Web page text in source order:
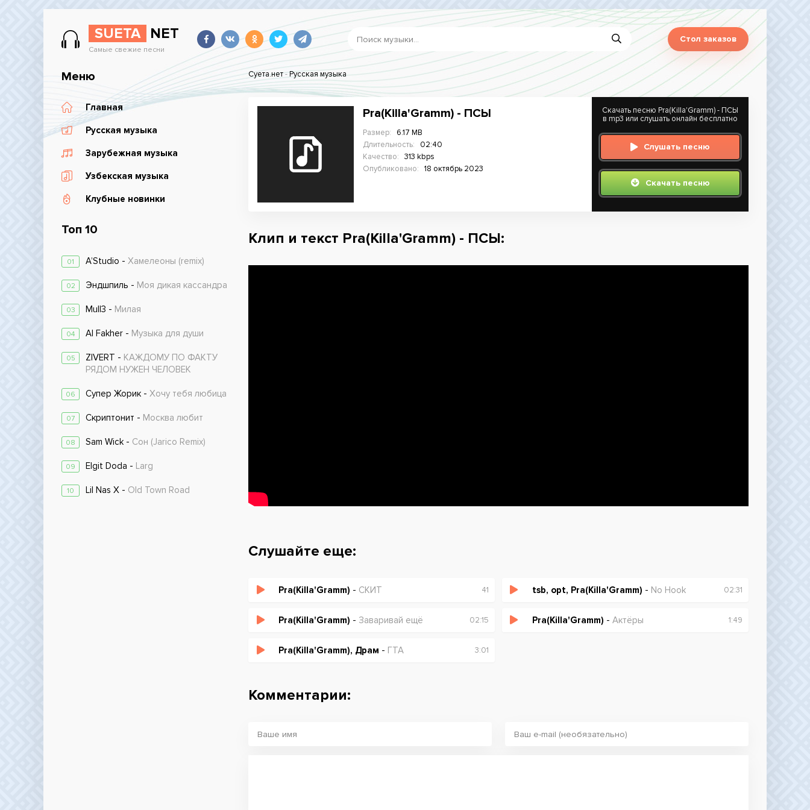
SUETA NET
Самые свежие песни
Стол заказов
Меню
Главная
Русская музыка
Зарубежная музыка
Узбекская музыка
Клубные новинки
Топ 10
01 A’Studio - Хамелеоны (remix)
02 Эндшпиль - Моя дикая кассандра
03 Mull3 - Милая
04 Al Fakher - Музыка для души
05 ZIVERT - КАЖДОМУ ПО ФАКТУ
РЯДОМ НУЖЕН ЧЕЛОВЕК
06 Супер Жорик - Хочу тебя любица
07 Скриптонит - Москва любит
08 Sam Wick - Сон (Jarico Remix)
09 Elgit Doda - Larg
10 Lil Nas X - Old Town Road
Суета.нет-Русская музыка
Pra(Killa'Gramm) - ПСЫ
Размер:
6.17 MB
Длительность:
02:40
Качество:
313 kbps
Опубликовано:
18 октябрь 2023
Скачать песню Pra(Killa'Gramm) - ПСЫ
в mp3 или слушать онлайн бесплатно
Слушать песню
Скачать песню
Клип и текст Pra(Killa'Gramm) - ПСЫ:
Слушайте еще:
Pra(Killa'Gramm) - СКИТ 41 tsb, opt, Pra(Killa'Gramm) - No Hook 02:31
Pra(Killa'Gramm) - Заваривай ещё 02:15 Pra(Killa'Gramm) - Актёры 1:49
Pra(Killa'Gramm), Драм - ГТА 3:01
Комментарии: